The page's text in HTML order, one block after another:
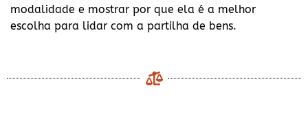
modalidade e mostrar por que ela é a melhor
escolha para lidar com a partilha de bens.